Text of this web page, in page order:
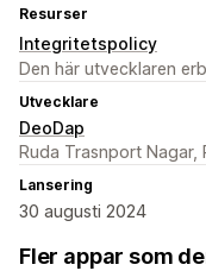
Resurser
Integritetspolicy
Den här utvecklaren
Utvecklare
DeoDap
Ruda Trasnport
Lansering
30 augusti 2024
Fler appar som